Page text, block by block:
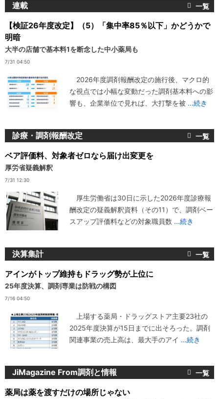
連載
【検証26年度改定】（5）「集中率85％以下」かどうかで
明暗
大半の店舗で基本料1を断念した中小薬局も
7/31 04:50
2026年度調剤報酬改定の施行後、マクロ的
な視点では小幅な変動だった調剤基本料への影
響も、企業単位で見れば、大打撃を被 ...続き
診療・調剤報酬改定
ベア評価料、対象者ゼロなら届け出変更を
厚労省疑義解釈
7/31 12:30
厚生労働省は30日に示した2026年度診療報
酬改定の疑義解釈資料（その11）で、調剤ベー
スアップ評価料などの対象職員数 ...続き
決算集計
アインがトップ維持もドラッグ勢が上位に
25年度決算、調剤専業は防戦の構図
7/16 04:50
上場する薬局・ドラッグストア主要23社の
2025年度決算が15日までに出そろった。調剤
関連事業の売上高は、最大手のアイ ...続き
JiMagazine From調剤と情報
薬局は薬を渡すだけの場所じゃない